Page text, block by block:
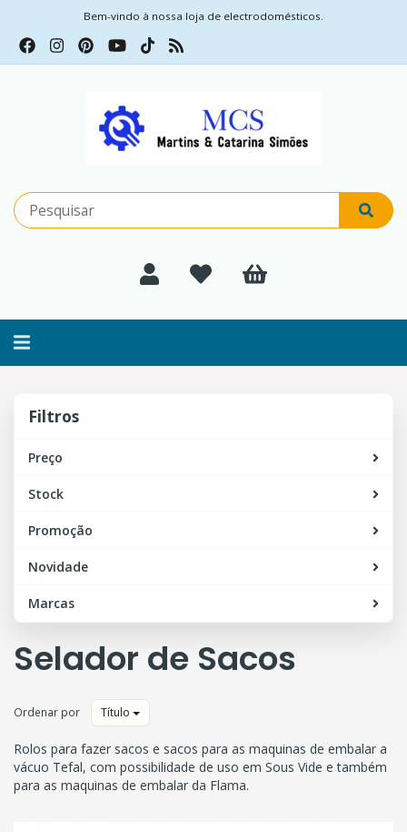
Bem-vindo à nossa loja de electrodomésticos.
Alternar
Filtros
Preço
Stock
Promoção
Novidade
Marcas
Selador de Sacos
Ordenar por Título
Rolos para fazer sacos e sacos para as maquinas de embalar a
vácuo Tefal, com possibilidade de uso em Sous Vide e também
para as maquinas de embalar da Flama.